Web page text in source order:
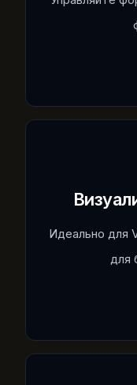
Идеально для
для